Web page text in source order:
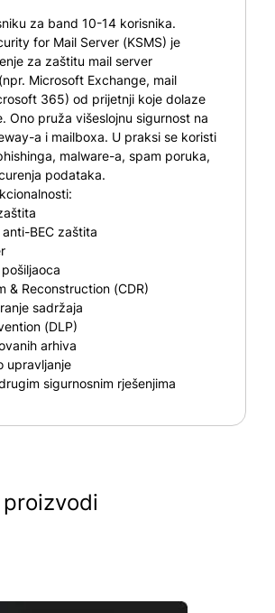
za band 10-14 korisnika.
for Mail Server (KSMS) je
za zaštitu mail server
Microsoft Exchange, mail
365) od prijetnji koje dolaze
Ono pruža višeslojnu sigurnost na
a i mailboxa. U praksi se koristi
malware-a, spam poruka,
podataka.
BEC zaštita
& Reconstruction (CDR)
sadržaja
(DLP)
arhiva
upravljanje
sigurnosnim rješenjima